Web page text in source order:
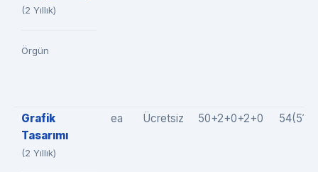
(2 Yıllık)
Örgün
Grafik
Tasarımı
(2 Yıllık)
ea Ücretsiz 50+2+0+2+0